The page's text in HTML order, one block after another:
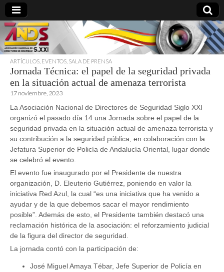
directoresdeseguridad.es
ARTÍCULOS EVENTOS SALA DE PRENSA
Jornada Técnica: el papel de la seguridad privada
en la situación actual de amenaza terrorista
17 noviembre, 2023
La Asociación Nacional de Directores de Seguridad Siglo XXI
organizó el pasado día 14 una Jornada sobre el papel de la
seguridad privada en la situación actual de amenaza terrorista y
su contribución a la seguridad pública, en colaboración con la
Jefatura Superior de Policía de Andalucía Oriental, lugar donde
se celebró el evento.
El evento fue inaugurado por el Presidente de nuestra
organización, D. Eleuterio Gutiérrez, poniendo en valor la
iniciativa Red Azul, la cual “es una iniciativa que ha venido a
ayudar y de la que debemos sacar el mayor rendimiento
posible”. Además de esto, el Presidente también destacó una
reclamación histórica de la asociación: el reforzamiento judicial
de la figura del director de seguridad.
La jornada contó con la participación de:
José Miguel Amaya Tébar, Jefe Superior de Policía en